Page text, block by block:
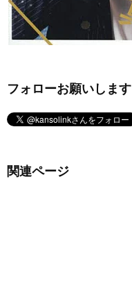
フォローお願いします
関連ページ